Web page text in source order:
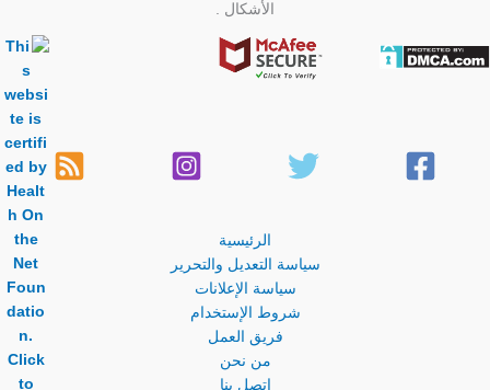
الأشكال .
الرئيسية
سياسة التعديل والتحرير
سياسة الإعلانات
شروط الإستخدام
فريق العمل
من نحن
اتصل بنا